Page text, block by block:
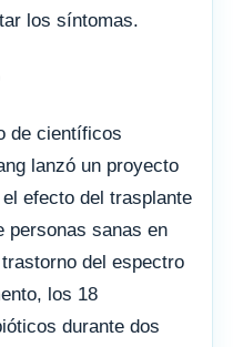
los síntomas.
de científicos
lanzó un proyecto
efecto del trasplante
personas sanas en
del espectro
los 18
durante dos